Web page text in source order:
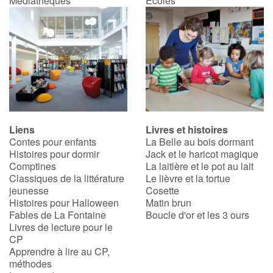
Catalogue anglais
Contraste +
Aide
Accueil
Famille
Écoles
Médiathèques
Vidéos & Tutoriaux
Liens
Contes pour enfants
Histoires pour dormir
Comptines
Classiques de la littérature
jeunesse
Histoires pour Halloween
Fables de La Fontaine
Livres de lecture pour le
CP
Apprendre à lire au CP,
méthodes
Livres et histoires
La Belle au bois dormant
Jack et le haricot magique
La laitière et le pot au lait
Le lièvre et la tortue
Cosette
Matin brun
Boucle d'or et les 3 ours